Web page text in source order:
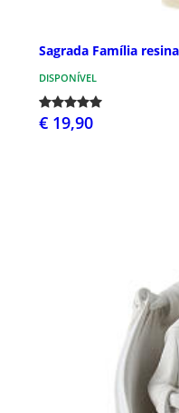
Sagrada Família
DISPONÍVEL
€ 19,90